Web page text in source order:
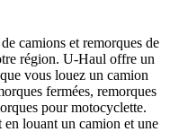
camions et remorques de
région. U-Haul offre un
vous louez un camion
fermées, remorques
pour motocyclette.
louant un camion et une